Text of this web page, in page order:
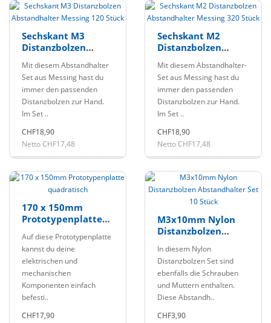
Sechskant M3
Distanzbolzen
Messing 120 Stück
Mit diesem Abstandhalter
Set aus Messing hast du
immer den passenden
Distanzbolzen zur Hand.
Im Set ..
CHF18,90
Netto CHF17,48
Sechskant M2
Distanzbolzen
Messing 320 Stück
Mit diesem Abstandhalter-
Set aus Messing hast du
immer den passenden
Distanzbolzen zur Hand.
Im Set ..
CHF18,90
Netto CHF17,48
170 x 150mm
Prototypenplatte
Auf diese Prototypenplatte
kannst du deine
elektrischen und
mechanischen
Komponenten einfach
befesti..
CHF17,90
M3x10mm Nylon
Distanzbolzen
10 Stück
In diesem Nylon
Distanzbolzen Set sind
ebenfalls die Schrauben
und Muttern enthalten.
Diese Abstandh..
CHF3,90